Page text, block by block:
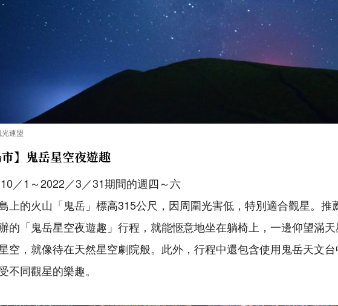
連盟
市】鬼岳星空夜遊趣
／1～2022／3／31期間的週四～六
上的火山「鬼岳」標高315公尺，因周圍光害低，特別適合觀星。推
的「鬼岳星空夜遊趣」行程，就能愜意地坐在躺椅上，一邊仰望滿
空，就像待在天然星空劇院般。此外，行程中還包含使用鬼岳天文台
不同觀星的樂趣。